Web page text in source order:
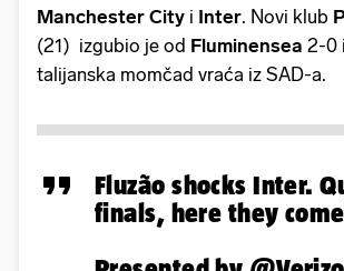
Manchester City i Inter. Novi klub
(21) izgubio je od Fluminensea 2-0
talijanska momčad vraća iz SAD-a.
Fluzão shocks Inter.
finals, here they